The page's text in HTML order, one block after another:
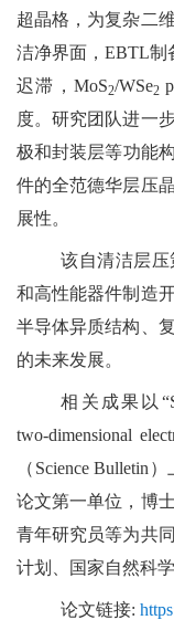
超晶格，为复杂二
洁净界面，EBTL制
迟滞，MoS2/WSe2
度。研究团队进一
极和封装层等功能
件的全范德华层压
展性。
该自清洁层
和高性能器件制造
半导体异质结构、
的未来发展。
相关成果以
two-dimensional
（Science Bulletin
论文第一单位，博
青年研究员等为共
计划、国家自然科
论文链接: